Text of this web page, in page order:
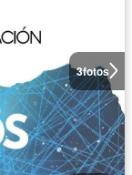
3fotos